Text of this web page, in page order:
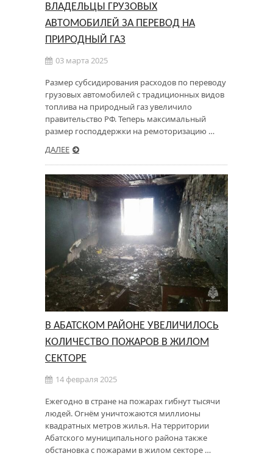
ВЛАДЕЛЬЦЫ ГРУЗОВЫХ
АВТОМОБИЛЕЙ ЗА ПЕРЕВОД НА
ПРИРОДНЫЙ ГАЗ
03 марта 2025
Размер субсидирования расходов по переводу
грузовых автомобилей с традиционных видов
топлива на природный газ увеличило
правительство РФ. Теперь максимальный
размер господдержки на ремоторизацию …
ДАЛЕЕ
В АБАТСКОМ РАЙОНЕ УВЕЛИЧИЛОСЬ
КОЛИЧЕСТВО ПОЖАРОВ В ЖИЛОМ
СЕКТОРЕ
14 февраля 2025
Ежегодно в стране на пожарах гибнут тысячи
людей. Огнём уничтожаются миллионы
квадратных метров жилья. На территории
Абатского муниципального района также
обстановка с пожарами в жилом секторе …